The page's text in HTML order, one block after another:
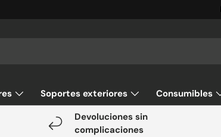
Soportes exteriores Consumibles
Devoluciones sin
complicaciones